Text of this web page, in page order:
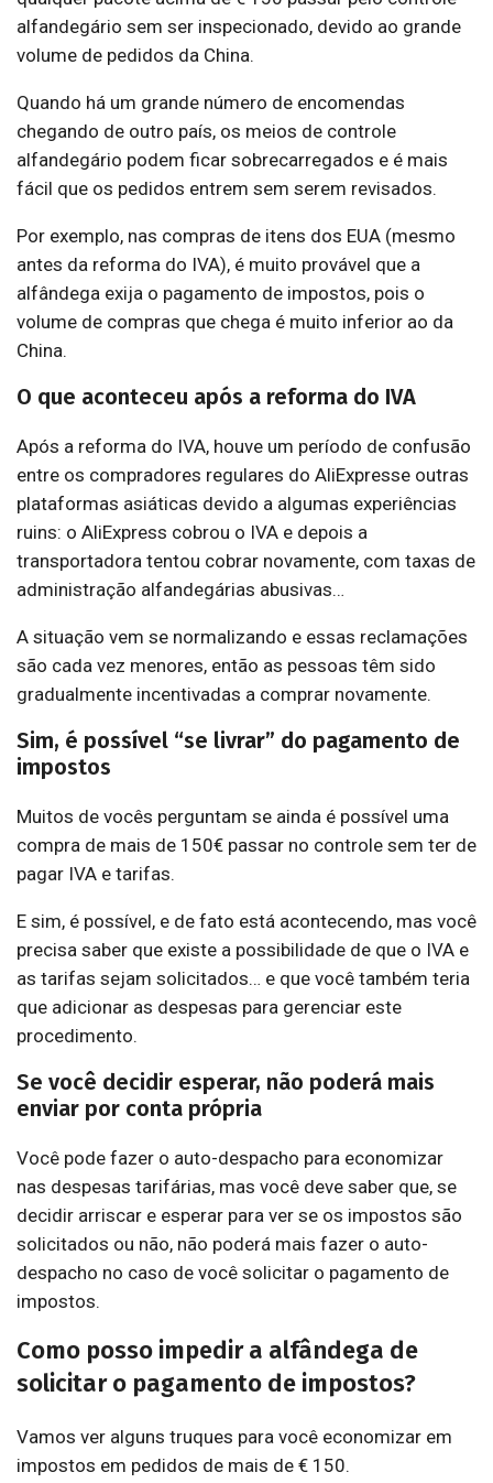
alfandegário sem ser inspecionado, devido ao grande
volume de pedidos da China.
Quando há um grande número de encomendas
chegando de outro país, os meios de controle
alfandegário podem ficar sobrecarregados e é mais
fácil que os pedidos entrem sem serem revisados.
Por exemplo, nas compras de itens dos EUA (mesmo
antes da reforma do IVA), é muito provável que a
alfândega exija o pagamento de impostos, pois o
volume de compras que chega é muito inferior ao da
China.
O que aconteceu após a reforma do IVA
Após a reforma do IVA, houve um período de confusão
entre os compradores regulares do AliExpresse outras
plataformas asiáticas devido a algumas experiências
ruins: o AliExpress cobrou o IVA e depois a
transportadora tentou cobrar novamente, com taxas de
administração alfandegárias abusivas…
A situação vem se normalizando e essas reclamações
são cada vez menores, então as pessoas têm sido
gradualmente incentivadas a comprar novamente.
Sim, é possível “se livrar” do pagamento de
impostos
Muitos de vocês perguntam se ainda é possível uma
compra de mais de 150€ passar no controle sem ter de
pagar IVA e tarifas.
E sim, é possível, e de fato está acontecendo, mas você
precisa saber que existe a possibilidade de que o IVA e
as tarifas sejam solicitados… e que você também teria
que adicionar as despesas para gerenciar este
procedimento.
Se você decidir esperar, não poderá mais
enviar por conta própria
Você pode fazer o auto-despacho para economizar
nas despesas tarifárias, mas você deve saber que, se
decidir arriscar e esperar para ver se os impostos são
solicitados ou não, não poderá mais fazer o auto-
despacho no caso de você solicitar o pagamento de
impostos.
Como posso impedir a alfândega de
solicitar o pagamento de impostos?
Vamos ver alguns truques para você economizar em
impostos em pedidos de mais de € 150.